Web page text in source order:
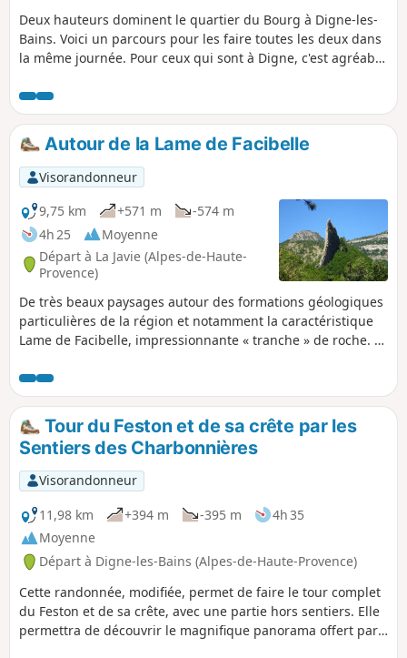
Deux hauteurs dominent le quartier du Bourg à Digne-les-
Bains. Voici un parcours pour les faire toutes les deux dans
la même journée. Pour ceux qui sont à Digne, c'est agréable
Autour de la Lame de Facibelle
Visorandonneur
9,75 km
+571 m
-574 m
4h 25
Moyenne
Départ à La Javie (Alpes-de-Haute-
Provence)
De très beaux paysages autour des formations géologiques
particulières de la région et notamment la caractéristique
Lame de Facibelle, impressionnante « tranche » de roche. Le
Tour du Feston et de sa crête par les
Sentiers des Charbonnières
Visorandonneur
11,98 km
+394 m -395 m
4h 35
Moyenne
Départ à Digne-les-Bains (Alpes-de-Haute-Provence)
Cette randonnée, modifiée, permet de faire le tour complet
du Feston et de sa crête, avec une partie hors sentiers. Elle
permettra de découvrir le magnifique panorama offert par